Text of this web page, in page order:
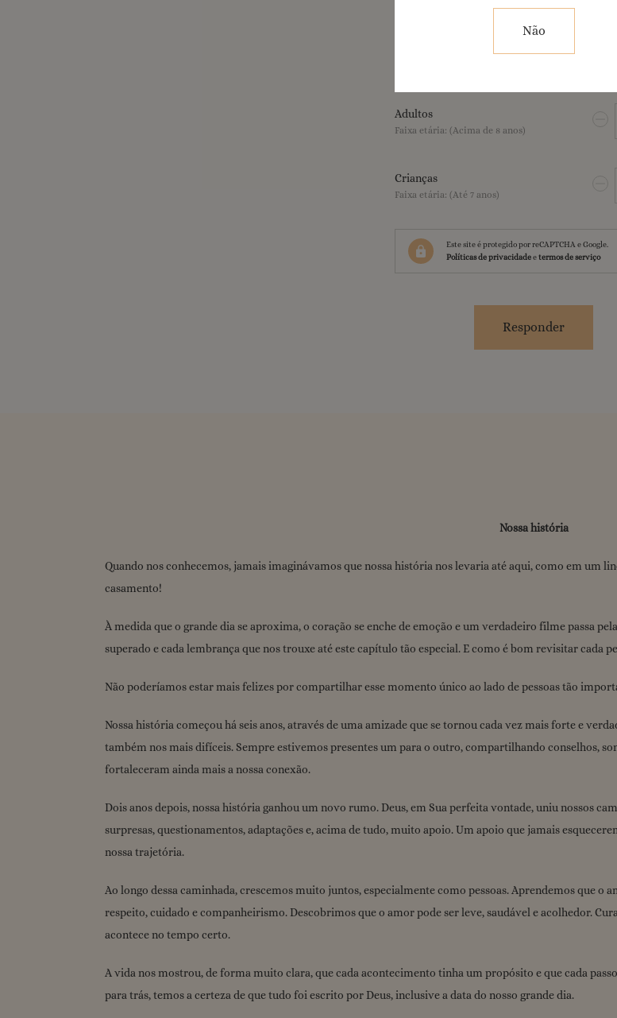
Não
Adultos
Faixa etária: (Acima de 8 anos)
Crianças
Faixa etária: (Até 7 anos)
Este site é protegido por reCAPTCHA e Google.
Políticas de privacidadeetermos de serviço
Responder
Nossa história
Quando nos conhecemos, jamais imaginávamos que nossa história nos levaria até aqui, como em um
casamento!
À medida que o grande dia se aproxima, o coração se enche de emoção e um verdadeiro filme passa
superado e cada lembrança que nos trouxe até este capítulo tão especial. E como é bom revisitar cada
Não poderíamos estar mais felizes por compartilhar esse momento único ao lado de pessoas tão
Nossa história começou há seis anos, através de uma amizade que se tornou cada vez mais forte e
também nos mais difíceis. Sempre estivemos presentes um para o outro, compartilhando conselhos,
fortaleceram ainda mais a nossa conexão.
Dois anos depois, nossa história ganhou um novo rumo. Deus, em Sua perfeita vontade, uniu nossos
surpresas, questionamentos, adaptações e, acima de tudo, muito apoio. Um apoio que jamais
nossa trajetória.
Ao longo dessa caminhada, crescemos muito juntos, especialmente como pessoas. Aprendemos que o
respeito, cuidado e companheirismo. Descobrimos que o amor pode ser leve, saudável e acolhedor.
acontece no tempo certo.
A vida nos mostrou, de forma muito clara, que cada acontecimento tinha um propósito e que cada
para trás, temos a certeza de que tudo foi escrito por Deus, inclusive a data do nosso grande dia.